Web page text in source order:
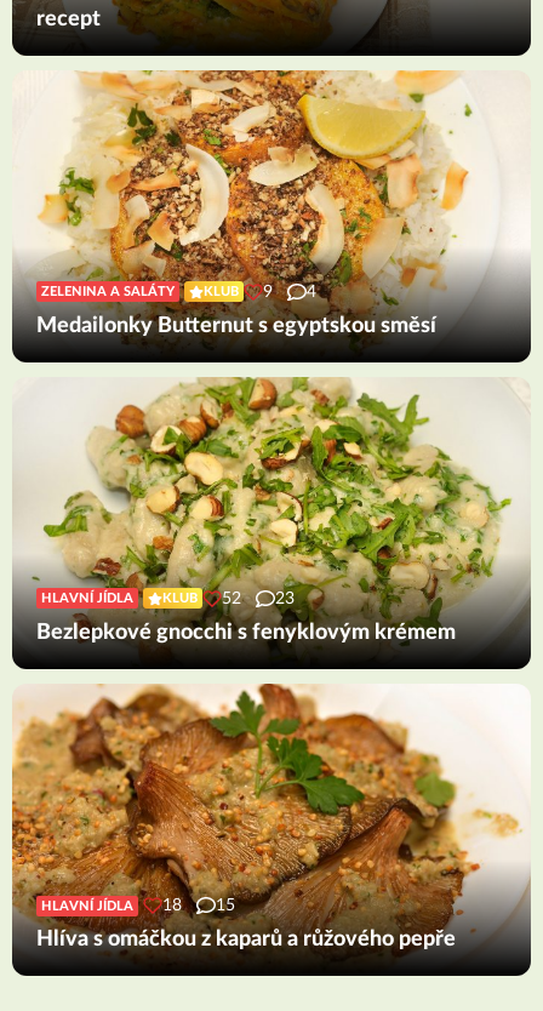
recept
ZELENINA A SALÁTY KLUB 9 4
Medailonky Butternut s egyptskou směsí
HLAVNÍ JÍDLA KLUB 52 23
Bezlepkové gnocchi s fenyklovým krémem
HLAVNÍ JÍDLA 18 15
Hlíva s omáčkou z kaparů a růžového pepře